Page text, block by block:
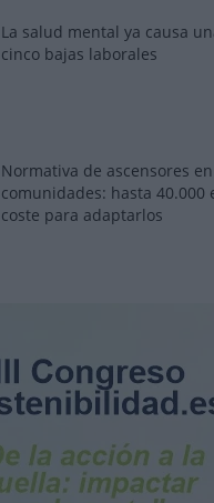
La salud mental ya causa
cinco bajas laborales
Normativa de ascensores en
comunidades: hasta 40.000
coste para adaptarlos